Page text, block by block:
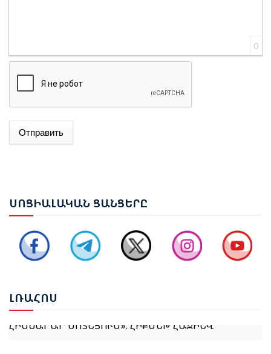
0
Отправить
ՍՈՑԻԱԼԱԿԱՆ ՑԱՆՑԵՐԸ
ԼՌԱՀՈՍ
ԱԴՐԲԵՋԱՆԻ ԱԳ ՆԱԽԱՐԱՐ ՋԵՅՀՈՒՆ ԲԱՅՐԱՄՈՎԸ
ՊԱՇՏՈՆԱԿԱՆ ԱՅՑՈՎ ԺԱՄԱՆԵԼ Է ՈՒԿՐԱԻՆԱ
ՔՆՆԱՐԿՎԵԼ Է ՀՀ ԿԱՌԱՎԱՐՈՒԹՅԱՆ 2026–2031
ԹՎԱԿԱՆՆԵՐԻ ԾՐԱԳՐԻ ՆԱԽԱԳԻԾԸ
ՀԱՅԱՍՏԱՆԻ» ՀԱՅԵՑԱԿԱՐԳԸ ԸՆԴՈՒՆԵԼ Է ՈՐՊԵՍ